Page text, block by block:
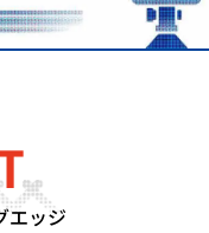
エッジ